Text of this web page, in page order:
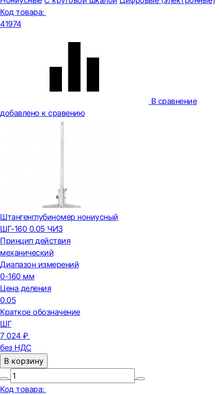
Код товара:
41974
В сравнение
добавлено к сравению
Штангенглубиномер нониусный
ШГ-160 0.05 ЧИЗ
Принцип действия
механический
Диапазон измерений
0-160 мм
Цена деления
0.05
Краткое обозначение
ШГ
7 024 ₽
без НДС
В корзину
Код товара: